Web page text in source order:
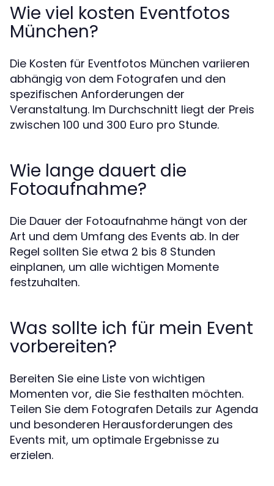
Wie viel kosten Eventfotos
München?
Die Kosten für Eventfotos München variieren
abhängig von dem Fotografen und den
spezifischen Anforderungen der
Veranstaltung. Im Durchschnitt liegt der Preis
zwischen 100 und 300 Euro pro Stunde.
Wie lange dauert die
Fotoaufnahme?
Die Dauer der Fotoaufnahme hängt von der
Art und dem Umfang des Events ab. In der
Regel sollten Sie etwa 2 bis 8 Stunden
einplanen, um alle wichtigen Momente
festzuhalten.
Was sollte ich für mein Event
vorbereiten?
Bereiten Sie eine Liste von wichtigen
Momenten vor, die Sie festhalten möchten.
Teilen Sie dem Fotografen Details zur Agenda
und besonderen Herausforderungen des
Events mit, um optimale Ergebnisse zu
erzielen.